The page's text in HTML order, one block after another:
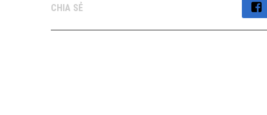
CHIA SẺ